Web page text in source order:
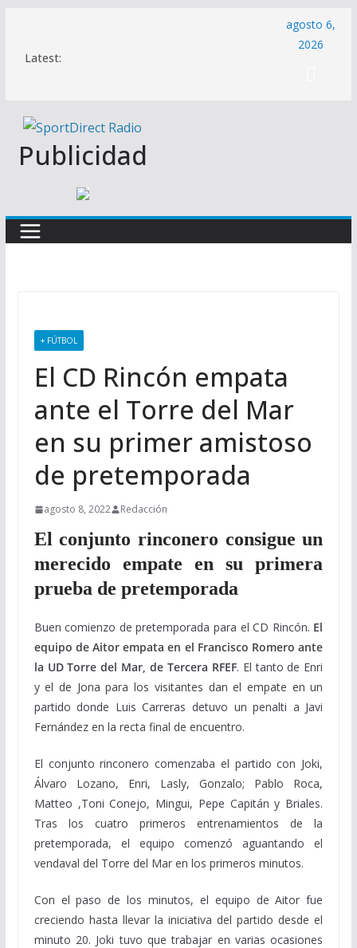
contenido
Latest:
agosto 6,
2026
Publicidad
+ FÚTBOL
El CD Rincón empata
ante el Torre del Mar
en su primer amistoso
de pretemporada
agosto 8, 2022 Redacción
El conjunto rinconero consigue un
merecido empate en su primera
prueba de pretemporada
Buen comienzo de pretemporada para el CD Rincón. El
equipo de Aitor empata en el Francisco Romero ante
la UD Torre del Mar, de Tercera RFEF. El tanto de Enri
y el de Jona para los visitantes dan el empate en un
partido donde Luis Carreras detuvo un penalti a Javi
Fernández en la recta final de encuentro.
El conjunto rinconero comenzaba el partido con Joki,
Álvaro Lozano, Enri, Lasly, Gonzalo; Pablo Roca,
Matteo ,Toni Conejo, Mingui, Pepe Capitán y Briales.
Tras los cuatro primeros entrenamientos de la
pretemporada, el equipo comenzó aguantando el
vendaval del Torre del Mar en los primeros minutos.
Con el paso de los minutos, el equipo de Aitor fue
creciendo hasta llevar la iniciativa del partido desde el
minuto 20. Joki tuvo que trabajar en varias ocasiones